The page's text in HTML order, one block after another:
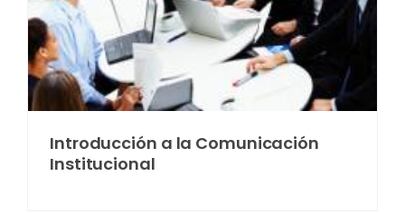
Introducción a la Comunicación
Institucional